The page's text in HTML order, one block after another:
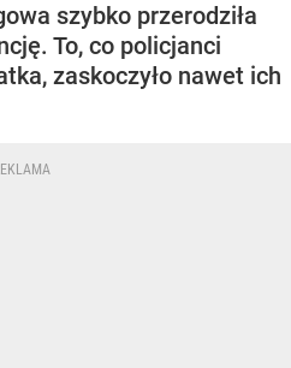
szybko przerodziła
To, co policjanci
zaskoczyło nawet ich